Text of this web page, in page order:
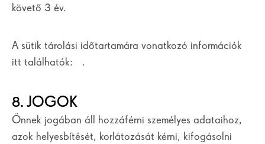
követő 3 év.
A sütik tárolási időtartamára vonatkozó információk
itt találhatók: .
8. JOGOK
Önnek jogában áll hozzáférni személyes adataihoz,
azok helyesbítését, korlátozását kérni, kifogásolni